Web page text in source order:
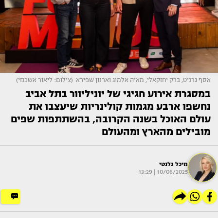
אסף גרניט, ברק יחזקאלי, מאיה אלמוג וארנון שפירא (צילום: ליאור אשכנזי)
במסגרת אירוע חגיגי של יוניליוור בתל אביב
נחשפו ארבע מגמות קולינריות שיעצבו את
עולם האוכל בשנה הקרובה, בהשתתפות שפים
מובילים מהארץ ומהעולם
מיכל גלנטי
10/06/2025 | 13:29